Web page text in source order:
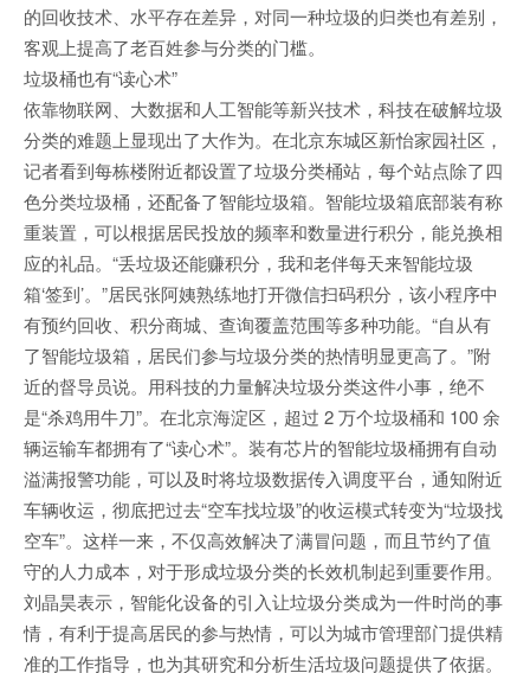
的回收技术、水平存在差异，对同一种垃圾的归类也有差别，
客观上提高了老百姓参与分类的门槛。
垃圾桶也有“读心术”
依靠物联网、大数据和人工智能等新兴技术，科技在破解垃圾
分类的难题上显现出了大作为。在北京东城区新怡家园社区，
记者看到每栋楼附近都设置了垃圾分类桶站，每个站点除了四
色分类垃圾桶，还配备了智能垃圾箱。智能垃圾箱底部装有称
重装置，可以根据居民投放的频率和数量进行积分，能兑换相
应的礼品。“丢垃圾还能赚积分，我和老伴每天来智能垃圾
箱‘签到’。”居民张阿姨熟练地打开微信扫码积分，该小程序中
有预约回收、积分商城、查询覆盖范围等多种功能。“自从有
了智能垃圾箱，居民们参与垃圾分类的热情明显更高了。”附
近的督导员说。用科技的力量解决垃圾分类这件小事，绝不
是“杀鸡用牛刀”。在北京海淀区，超过 2 万个垃圾桶和 100 余
辆运输车都拥有了“读心术”。装有芯片的智能垃圾桶拥有自动
溢满报警功能，可以及时将垃圾数据传入调度平台，通知附近
车辆收运，彻底把过去“空车找垃圾”的收运模式转变为“垃圾找
空车”。这样一来，不仅高效解决了满冒问题，而且节约了值
守的人力成本，对于形成垃圾分类的长效机制起到重要作用。
刘晶昊表示，智能化设备的引入让垃圾分类成为一件时尚的事
情，有利于提高居民的参与热情，可以为城市管理部门提供精
准的工作指导，也为其研究和分析生活垃圾问题提供了依据。